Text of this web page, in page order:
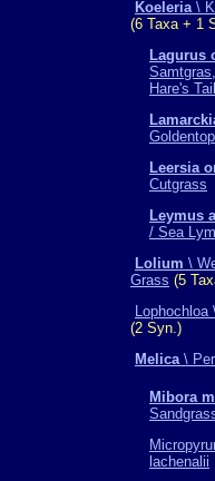
Koeleria\
(6 Taxa + 1
Lagurus
Hare's
Leersia
Cutgrass
Leymus
/ Sea
Lolium \
Grass (5
(2 Syn.)
Melica\
Mibora
lachenalii